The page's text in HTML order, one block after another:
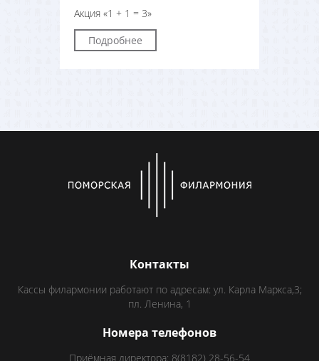
Акция «1 + 1 = 3»
Подробнее
Контакты
Кассы филармонии работают по адресам: ул. Карла Маркса,3;
пл. Ленина, 1
Номера телефонов
Приёмная директора: 8(8182) 28-56-54